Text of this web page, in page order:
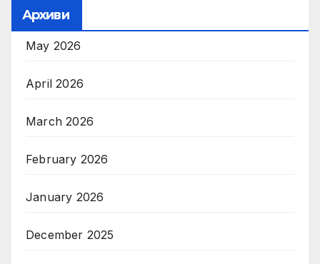
Архиви
May 2026
April 2026
March 2026
February 2026
January 2026
December 2025